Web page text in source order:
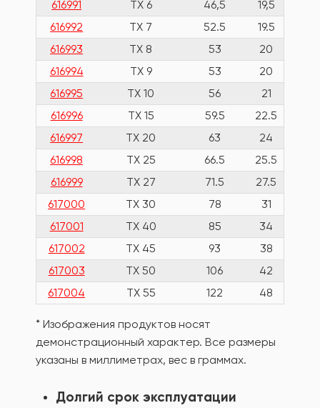
616991 TX 6 46,5 19,5
616992
TX 7 52.5 19.5
616993
TX 8 53 20
616994
TX 9 53 20
616995
TX 10 56 21
616996
TX 15 59.5 22.5
616997
TX 20 63 24
616998
TX 25 66.5 25.5
616999
TX 27 71.5 27.5
617000
TX 30 78 31
617001
TX 40 85 34
617002
TX 45 93 38
617003
TX 50 106 42
617004
TX 55 122 48
* Изображения продуктов носят
демонстрационный характер. Все размеры
указаны в миллиметрах, вес в граммах.
Долгий срок эксплуатации